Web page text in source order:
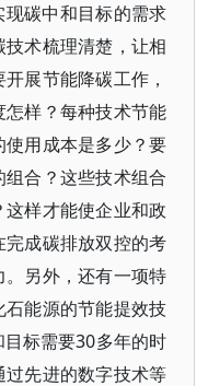
碳中和目标的需求
术梳理清楚，让相
展节能降碳工作，
样？每种技术节能
用成本是多少？要
合？这些技术组合
样才能使企业和政
成碳排放双控的考
另外，还有一项特
能源的节能提效技
标需要30多年的时
先进的数字技术等